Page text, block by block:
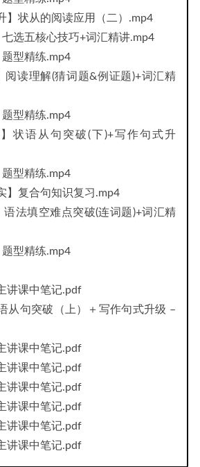
】状从的阅读应用（二）.mp4
选五核心技巧+词汇精讲.mp4
型精练.mp4
阅读理解(猜词题&例证题)+词汇精
型精练.mp4
状语从句突破(下)+写作句式升
型精练.mp4
】复合句知识复习.mp4
语法填空难点突破(连词题)+词汇精
型精练.mp4
讲课中笔记.pdf
从句突破（上）＋写作句式升级 –
讲课中笔记.pdf
讲课中笔记.pdf
讲课中笔记.pdf
讲课中笔记.pdf
讲课中笔记.pdf
讲课中笔记.pdf